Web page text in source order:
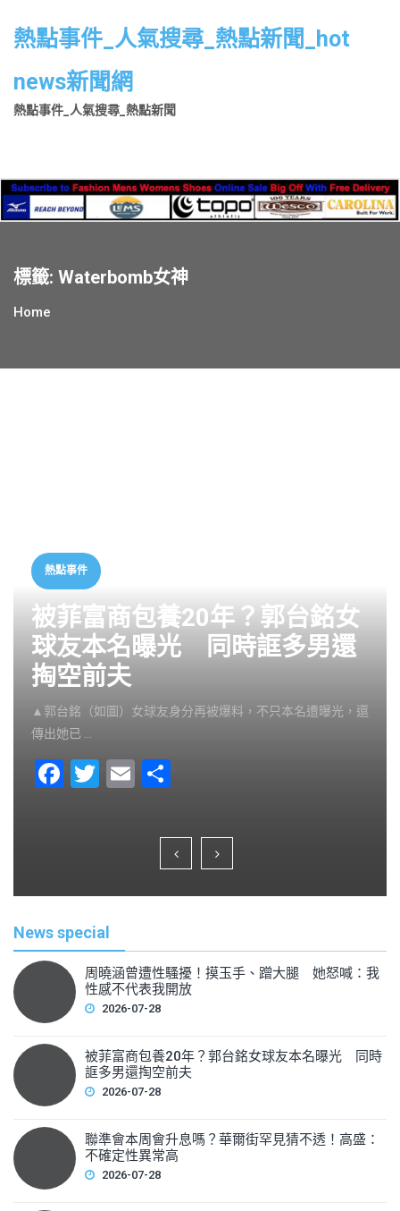
熱點事件_人氣搜尋_熱點新聞_hot
news新聞網
熱點事件_人氣搜尋_熱點新聞
標籤: Waterbomb女神
Home
熱點事件
被菲富商包養20年？郭台銘女
球友本名曝光 同時誆多男還
掏空前夫
▲郭台銘（如圖）女球友身分再被爆料，不只本名遭曝光，還
傳出她已 …
F
b
o
k
T
E
ar
e
News special
周曉涵曾遭性騷擾！摸玉手、蹭大腿 她怒喊：我
性感不代表我開放
2026-07-28
被菲富商包養20年？郭台銘女球友本名曝光 同時
誆多男還掏空前夫
2026-07-28
聯準會本周會升息嗎？華爾街罕見猜不透！高盛：
不確定性異常高
2026-07-28